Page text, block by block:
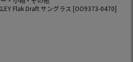
Flak Draft サングラス [OO9373-0470]